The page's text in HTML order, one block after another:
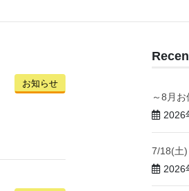
お知らせ
～8月
2026
7/18(土
2026